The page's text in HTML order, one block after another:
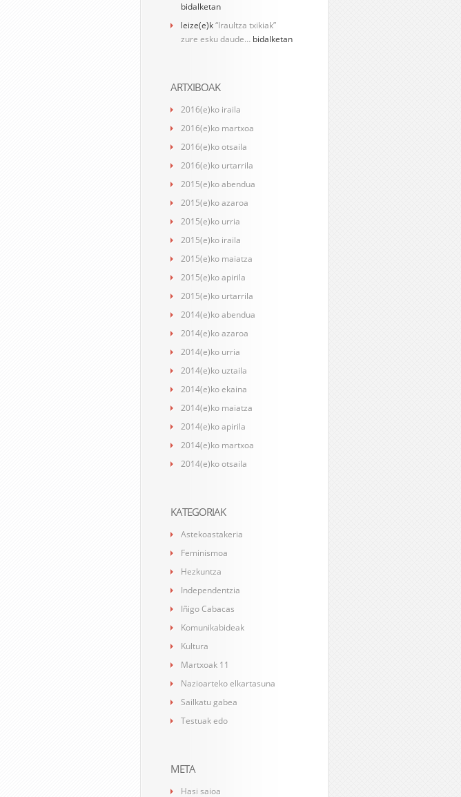
bidalketan
leize(e)k“Iraultza txikiak”
zure esku daude… bidalketan
ARTXIBOAK
2016(e)ko iraila
2016(e)ko martxoa
2016(e)ko otsaila
2016(e)ko urtarrila
2015(e)ko abendua
2015(e)ko azaroa
2015(e)ko urria
2015(e)ko iraila
2015(e)ko maiatza
2015(e)ko apirila
2015(e)ko urtarrila
2014(e)ko abendua
2014(e)ko azaroa
2014(e)ko urria
2014(e)ko uztaila
2014(e)ko ekaina
2014(e)ko maiatza
2014(e)ko apirila
2014(e)ko martxoa
2014(e)ko otsaila
KATEGORIAK
Astekoastakeria
Feminismoa
Hezkuntza
Independentzia
Iñigo Cabacas
Komunikabideak
Kultura
Martxoak 11
Nazioarteko elkartasuna
Sailkatu gabea
Testuak edo
META
Hasi saioa